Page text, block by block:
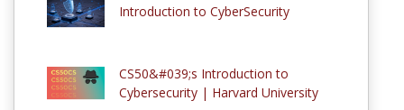
Introduction to CyberSecurity
CS50&#039;s Introduction to
Cybersecurity | Harvard University